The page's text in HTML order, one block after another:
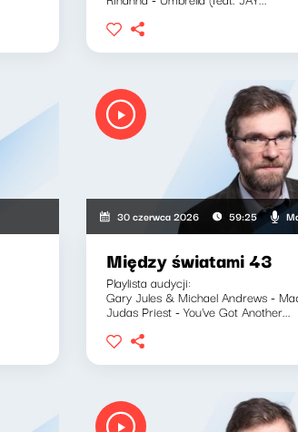
30 czerwca 2026 59:25
Między światami 43
Playlista audycji:
Gary Jules & Michael Andrews -
Judas Priest - You've Got Another...